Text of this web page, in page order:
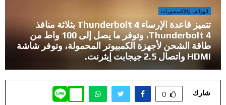
الهواتف والإكسسورات
تتميز قاعدة الإرساء Thunderbolt 4 بثلاثة منافذ
Thunderbolt 4، وتوفر ما يصل إلى 100 واط من
طاقة الشحن لأجهزة الكمبيوتر المحمولة، وتوفر شاشة
HDMI واتصال 2.5 جيجابت إيثرنت.
شارك 0